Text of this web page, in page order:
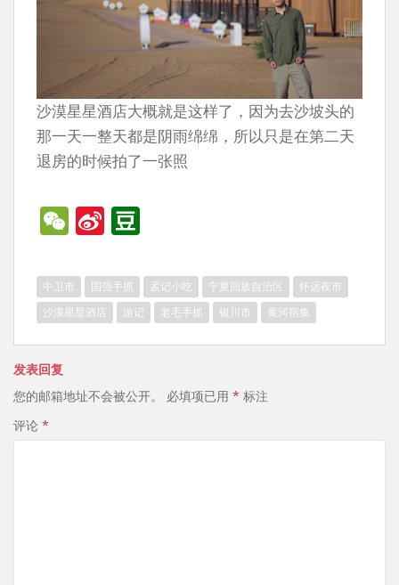
沙漠星星酒店大概就是这样了，因为去沙坡头的
那一天一整天都是阴雨绵绵，所以只是在第二天
退房的时候拍了一张照
W
C
h
at
Si
a
W
ei
o
u
b
a
中卫市 国强手抓 孟记小吃 宁夏回族自治区
怀远夜市
沙漠星星酒店
游记 老毛手抓 银川市 黄河宿集
发表回复
您的邮箱地址不会被公开。 必填项已用 * 标注
评论 *